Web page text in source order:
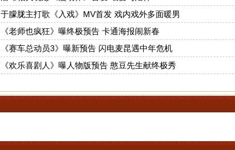
于朦胧主打歌《入戏》MV首发 戏内戏外多面暖男
《老师也疯狂》曝终极预告 卡通海报闹新春
《赛车总动员3》曝新预告 闪电麦昆遇中年危机
《欢乐喜剧人》曝人物版预告 憨豆先生献终极秀